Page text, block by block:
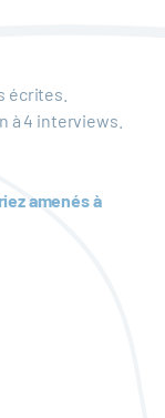
écrites.
à 4 interviews.
amenés à